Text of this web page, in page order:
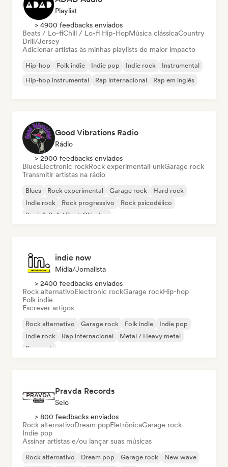
Playlist
> 4900 feedbacks enviados
Beats / Lo-fiChill / Lo-fi Hip-HopMúsica clássicaCountry
Drill/Jersey
Adicionar artistas às minhas playlists de maior impacto
Hip-hop Folk indie Indie pop Indie rock
Instrumental
Hip-hop instrumental
Rap internacional Rap em inglês
Good Vibrations Radio
Rádio
> 2900 feedbacks enviados
BluesElectronic rockRock experimentalFunkGarage rock
Transmitir artistas na rádio
Blues Rock experimental Garage rock
Hard rock
Indie rock
Rock progressivo
Rock psicodélico
Rock & Roll / Rock Clássico
indie now
Mídia/Jornalista
> 2400 feedbacks enviados
Rock alternativoElectronic rockGarage rockHip-hop
Folk indie
Escrever artigos
Rock alternativo Garage rock Folk indie
Indie pop
Indie rock
Rap internacional
Metal / Heavy metal
Pop rock
Pravda Records
Selo
> 800 feedbacks enviados
Rock alternativoDream popEletrônicaGarage rock
Indie pop
Assinar artistas e/ou lançar suas músicas
Rock alternativo Dream pop Garage rock
New wave